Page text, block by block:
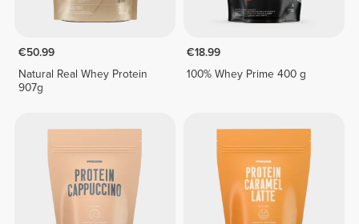
€50.99
Natural Real Whey Protein
907g
€18.99
100% Whey Prime 400 g